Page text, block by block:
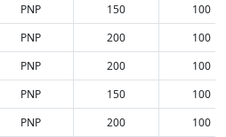
PNP 150
100
PNP 200
100
PNP 200
100
PNP 150
100
PNP 200
100